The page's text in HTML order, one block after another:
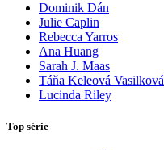
Dominik Dán
Julie Caplin
Rebecca Yarros
Ana Huang
Sarah J. Maas
Táňa Keleová Vasilková
Lucinda Riley
Top série